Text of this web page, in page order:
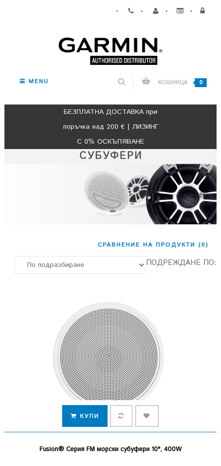
• • • •
MENU КОШНИЦА 0
БЕЗПЛАТНА ДОСТАВКА при
поръчка над 200 € | ЛИЗИНГ
С 0% ОСКЪПЯВАНЕ
СУБУФЕРИ
СРАВНЕНИЕ НА ПРОДУКТИ (0)
ПОДРЕЖДАНЕ ПО:
КУПИ
Fusion® Серия FM морски субуфери 10", 400W